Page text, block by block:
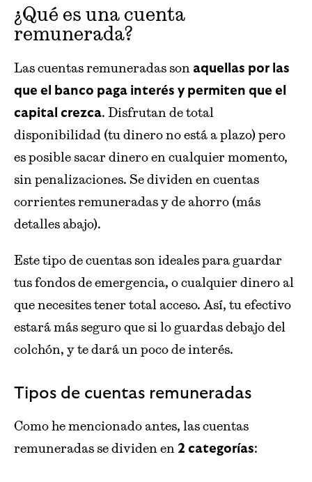
¿Qué es una cuenta
remunerada?
Las cuentas remuneradas son aquellas por las
que el banco paga interés y permiten que el
capital crezca. Disfrutan de total
disponibilidad (tu dinero no está a plazo) pero
es posible sacar dinero en cualquier momento,
sin penalizaciones. Se dividen en cuentas
corrientes remuneradas y de ahorro (más
detalles abajo).
Este tipo de cuentas son ideales para guardar
tus fondos de emergencia, o cualquier dinero al
que necesites tener total acceso. Así, tu efectivo
estará más seguro que si lo guardas debajo del
colchón, y te dará un poco de interés.
Tipos de cuentas remuneradas
Como he mencionado antes, las cuentas
remuneradas se dividen en 2 categorías: